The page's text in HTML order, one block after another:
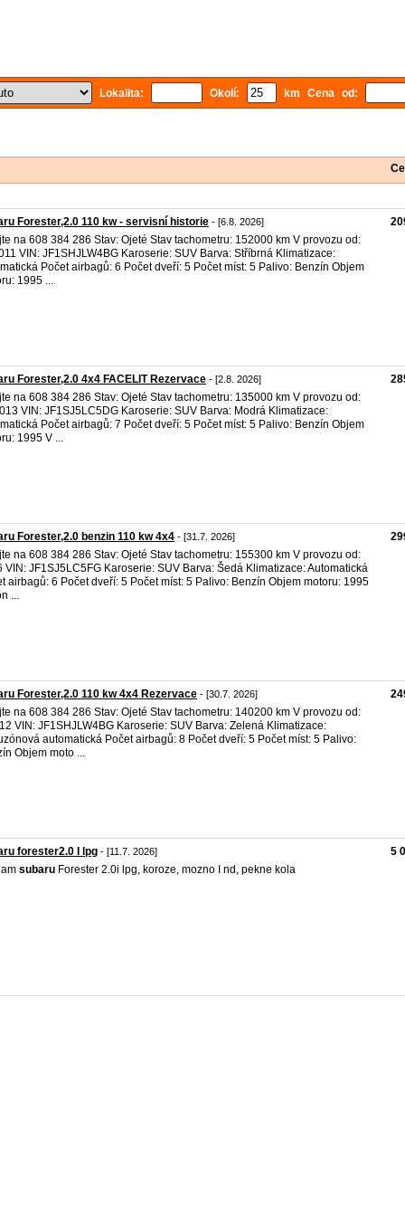
Lokalita: Okolí: km Cena od:
Forester,2.0 110 kw - servisní historie - [6.8. 2026]
na 608 384 286 Stav: Ojeté Stav tachometru: 152000 km V provozu od:
VIN: JF1SHJLW4BG Karoserie: SUV Barva: Stříbrná Klimatizace:
Počet airbagů: 6 Počet dveří: 5 Počet míst: 5 Palivo: Benzín Objem
1995 ...
Forester,2.0 4x4 FACELIT Rezervace - [2.8. 2026]
na 608 384 286 Stav: Ojeté Stav tachometru: 135000 km V provozu od:
VIN: JF1SJ5LC5DG Karoserie: SUV Barva: Modrá Klimatizace:
Počet airbagů: 7 Počet dveří: 5 Počet míst: 5 Palivo: Benzín Objem
1995 V ...
Forester,2.0 benzin 110 kw 4x4 - [31.7. 2026]
na 608 384 286 Stav: Ojeté Stav tachometru: 155300 km V provozu od:
VIN: JF1SJ5LC5FG Karoserie: SUV Barva: Šedá Klimatizace: Automatická
airbagů: 6 Počet dveří: 5 Počet míst: 5 Palivo: Benzín Objem motoru: 1995
...
Forester,2.0 110 kw 4x4 Rezervace - [30.7. 2026]
na 608 384 286 Stav: Ojeté Stav tachometru: 140200 km V provozu od:
VIN: JF1SHJLW4BG Karoserie: SUV Barva: Zelená Klimatizace:
automatická Počet airbagů: 8 Počet dveří: 5 Počet míst: 5 Palivo:
Objem moto ...
forester2.0 I lpg - [11.7. 2026]
subaru Forester 2.0i lpg, koroze, mozno I nd, pekne kola
5